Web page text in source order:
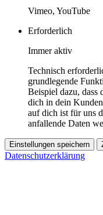
Vimeo, YouTube
Erforderlich
Immer aktiv
Technisch
grundlegende
Beispiel dazu, dass
dich in dein
auf dich ist für uns
anfallende Daten
Einstellungen speichern
Datenschutzerklärung